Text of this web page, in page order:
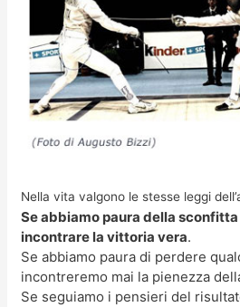
Nella vita valgono le stesse leggi
Se abbiamo paura della
incontrare la vittoria vera.
Se abbiamo paura di perdere
incontreremo mai la pienezza
Se seguiamo i pensieri del